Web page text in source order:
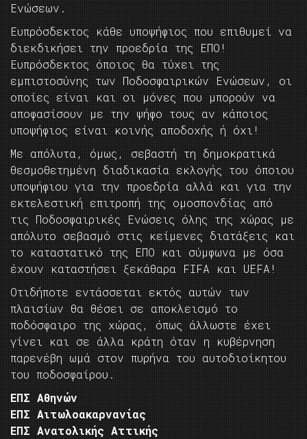
Ενώσεων.
Ευπρόσδεκτος κάθε υποψήφιος που επιθυμεί να
διεκδικήσει την προεδρία της ΕΠΟ!
Ευπρόσδεκτος όποιος θα τύχει της
εμπιστοσύνης των Ποδοσφαιρικών Ενώσεων, οι
οποίες είναι και οι μόνες που μπορούν να
αποφασίσουν με την ψήφο τους αν κάποιος
υποψήφιος είναι κοινής αποδοχής ή όχι!
Με απόλυτα, όμως, σεβαστή τη δημοκρατικά
θεσμοθετημένη διαδικασία εκλογής του όποιου
υποψήφιου για την προεδρία αλλά και για την
εκτελεστική επιτροπή της ομοσπονδίας από
τις Ποδοσφαιρικές Ενώσεις όλης της χώρας με
απόλυτο σεβασμό στις κείμενες διατάξεις και
το καταστατικό της ΕΠΟ και σύμφωνα με όσα
έχουν καταστήσει ξεκάθαρα FIFA και UEFA!
Οτιδήποτε εντάσσεται εκτός αυτών των
πλαισίων θα θέσει σε αποκλεισμό το
ποδόσφαιρο της χώρας, όπως άλλωστε έχει
γίνει και σε άλλα κράτη όταν η κυβέρνηση
παρενέβη ωμά στον πυρήνα του αυτοδιοίκητου
του ποδοσφαίρου.
ΕΠΣ Αθηνών
ΕΠΣ Αιτωλοακαρνανίας
ΕΠΣ Ανατολικής Αττικής